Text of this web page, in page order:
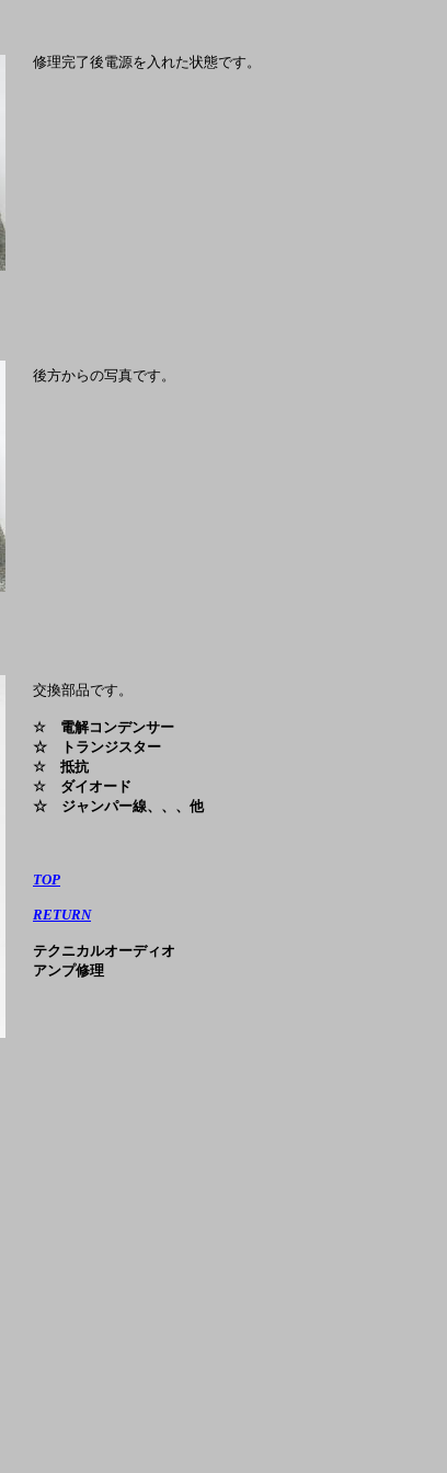
修理完了後電源を入れた状態です。
交換部品です。
☆ 電解コンデンサー
☆ トランジスター
☆ 抵抗
☆ ダイオード
☆ ジャンパー線、、、他
TOP
RETURN
テクニカルオーディオ
アンプ修理
後方からの写真です。